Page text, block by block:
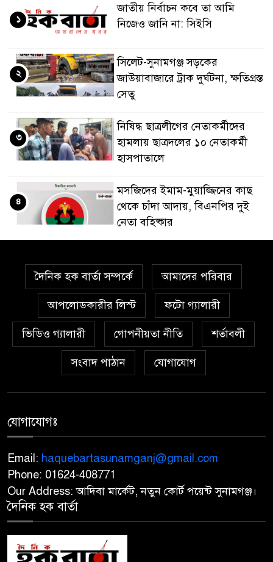
জাতীয় নির্বাচন কবে তা আমি
নিজেও জানি না: সিইসি
১
‎সিলেট-সুনামগঞ্জ সড়কের
জাউয়াবাজারে ট্রাক দুর্ঘটনা, ক্ষতিগ্রস্ত
সেতু
২
নিষিদ্ধ ছাত্রলীগের নেতাকর্মীদের
হামলায় ছাত্রদলের ১০ নেতাকর্মী
হাসপাতালে
৩
মসজিদের ইমাম-মুয়াজ্জিনের কাছ
থেকে চাঁদা আদায়, বিএনপির দুই
নেতা বহিষ্কার
৪
উদ্বোধন, বরিশালের উজিরপুরে
বিএনপি নেতার ব্যতিক্রমী আয়োজন
তাহিরপুরে ফ্যামিলি কার্ড দেওয়ার
নাম করে,২৬ জনের কাছ থেকে ৭৮
হাজার টাকা আদায়ের অভিযোগ
৭
দুর্ঘটনা, নিহত ৮ ও আহত ২৫
৮
নাটোরে জাতীয় সংসদের হুইপ
৯
উপজেলা ও ইউনিয়ন পরিষদ
দৈনিক হক বার্তা সম্পর্কে আমাদের পরিবার
আপলোডকারীর লিস্ট ফটো গ্যালারী
ভিডিও গ্যালারী গোপনীয়তা নীতি শর্তাবলী
সংবাদ পাঠান যোগাযোগ
যোগাযোগঃ
Email: haquebartasunamganj@gmail.com
Phone: 01624-408771
Our Address: আদিবা মার্কেট, নতুন কোর্ট পয়েন্ট সুনামগঞ্জ।
দৈনিক হক বার্তা